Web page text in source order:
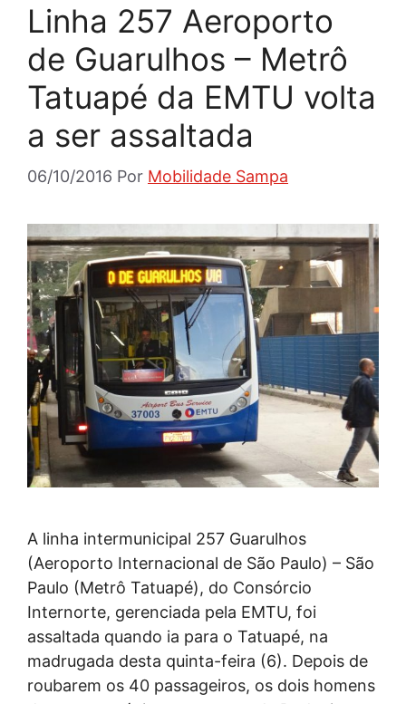
Linha 257 Aeroporto
de Guarulhos – Metrô
Tatuapé da EMTU volta
a ser assaltada
06/10/2016 Por Mobilidade Sampa
A linha intermunicipal 257 Guarulhos
(Aeroporto Internacional de São Paulo) – São
Paulo (Metrô Tatuapé), do Consórcio
Internorte, gerenciada pela EMTU, foi
assaltada quando ia para o Tatuapé, na
madrugada desta quinta-feira (6). Depois de
roubarem os 40 passageiros, os dois homens